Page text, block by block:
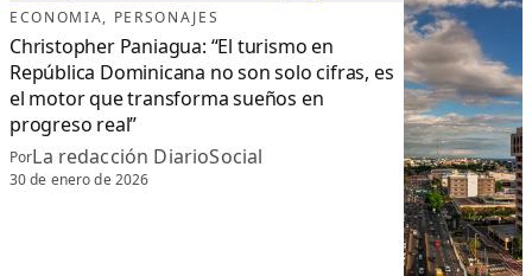
ECONOMIA, PERSONAJES
Christopher Paniagua: “El turismo en
República Dominicana no son solo cifras, es
el motor que transforma sueños en
progreso real”
PorLa redacción DiarioSocial
30 de enero de 2026